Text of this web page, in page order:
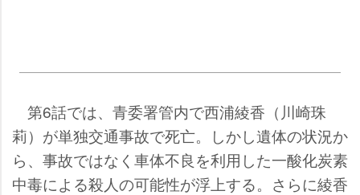
第6話では、青委署管内で西浦綾香（川崎珠
莉）が単独交通事故で死亡。しかし遺体の状況か
ら、事故ではなく車体不良を利用した一酸化炭素
中毒による殺人の可能性が浮上する。さらに綾香